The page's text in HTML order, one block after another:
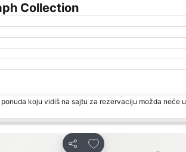
Collection
koju vidiš na sajtu za rezervaciju možda neće
Deli
Dodati u favorite